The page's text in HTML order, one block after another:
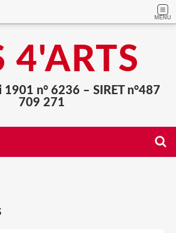
MENU
4'ARTS
n° 6236 – SIRET n°487
709 271